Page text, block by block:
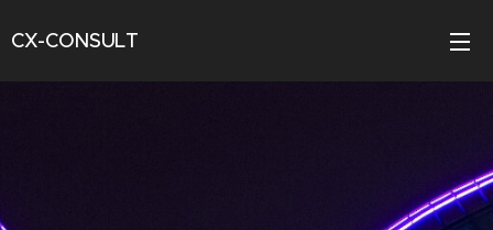
CX-CONSULT